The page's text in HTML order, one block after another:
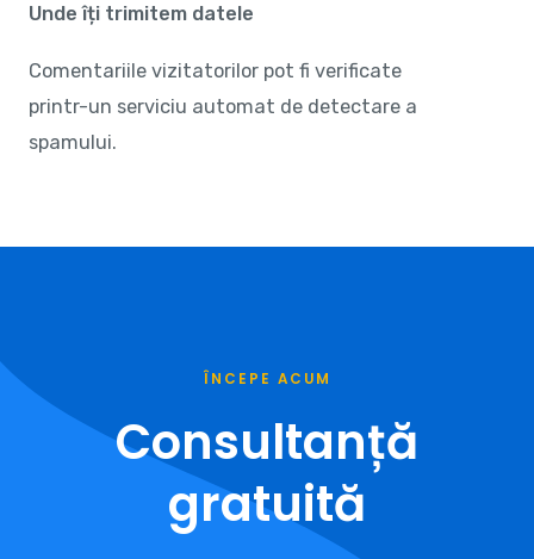
Unde îți trimitem datele
Comentariile vizitatorilor pot fi verificate
printr-un serviciu automat de detectare a
spamului.
ÎNCEPE ACUM
Consultanță
gratuită